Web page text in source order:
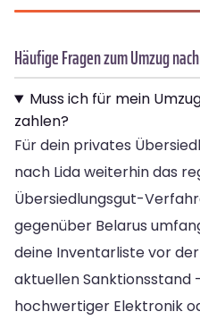
Häufige Fragen zum Umzug
Muss ich für mein
zahlen?
Für dein privates
nach Lida weiterhin das
Übersiedlungsgut-
gegenüber Belarus
deine Inventarliste vor
aktuellen Sanktionsstand
hochwertiger Elektronik